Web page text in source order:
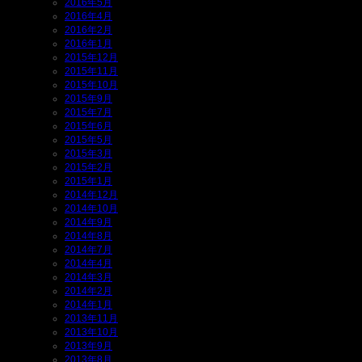
2016年5月
2016年4月
2016年2月
2016年1月
2015年12月
2015年11月
2015年10月
2015年9月
2015年7月
2015年6月
2015年5月
2015年3月
2015年2月
2015年1月
2014年12月
2014年10月
2014年9月
2014年8月
2014年7月
2014年4月
2014年3月
2014年2月
2014年1月
2013年11月
2013年10月
2013年9月
2013年8月